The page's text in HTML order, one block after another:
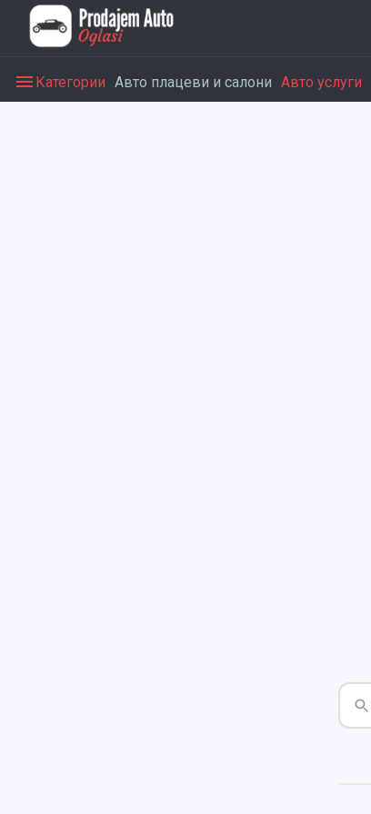
Категории Авто плацеви и салони Авто услуги